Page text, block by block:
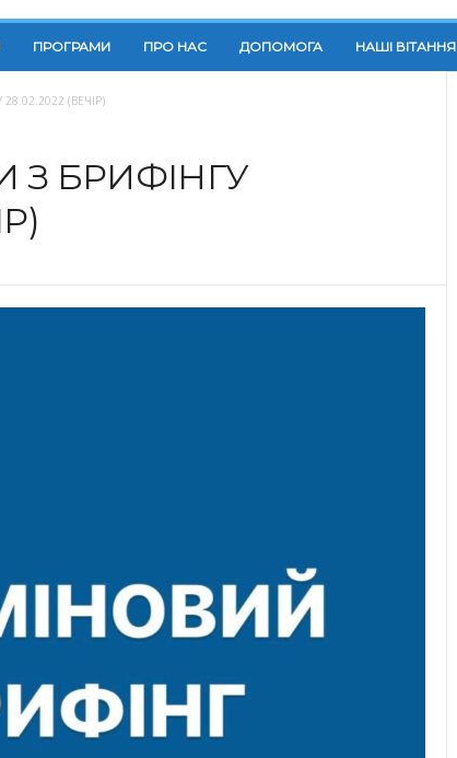
ПРОГРАМИ ПРО НАС ДОПОМОГА НАШІ ВІТАННЯ
(ВЕЧІР)
З БРИФІНГУ